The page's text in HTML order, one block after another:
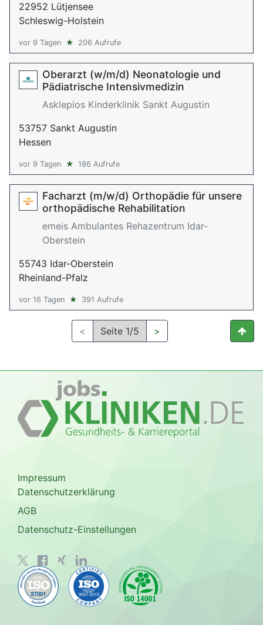
22952 Lütjensee
Schleswig-Holstein
vor 9 Tagen ★ 206 Aufrufe
Oberarzt (w/m/d) Neonatologie und
Pädiatrische Intensivmedizin
Asklepios Kinderklinik Sankt Augustin
53757 Sankt Augustin
Hessen
vor 9 Tagen ★ 186 Aufrufe
Facharzt (m/w/d) Orthopädie für unsere
orthopädische Rehabilitation
emeis Ambulantes Rehazentrum Idar-
Oberstein
55743 Idar-Oberstein
Rheinland-Pfalz
vor 16 Tagen ★ 391 Aufrufe
< Seite 1/5 >
Impressum
Datenschutzerklärung
AGB
Datenschutz-Einstellungen